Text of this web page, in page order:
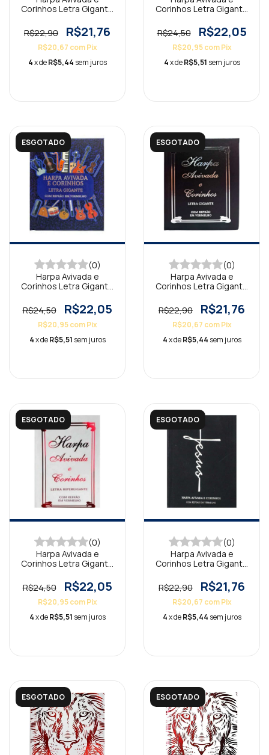
Corinhos Letra Gigante
R$22,90
R$21,76
R$20,67 com Pix
4x deR$5,44 sem juros
Corinhos Letra Gigante
R$24,50
R$22,05
R$20,95com Pix
4x deR$5,51 sem juros
ESGOTADO
(0)
Harpa Avivada e
Corinhos Letra Gigante
Musicais
R$24,50 R$22,05
R$20,95com Pix
4x deR$5,51 sem juros
ESGOTADO
(0)
Harpa Avivada e
Corinhos Letra Gigante
Preta
R$22,90 R$21,76
R$20,67 com Pix
4x deR$5,44 sem juros
ESGOTADO
(0)
Harpa Avivada e
Corinhos Letra Gigante
Branca
R$24,50 R$22,05
R$20,95com Pix
4x deR$5,51 sem juros
ESGOTADO
(0)
Harpa Avivada e
Corinhos Letra Gigante
R$22,90
R$21,76
R$20,67 com Pix
4x deR$5,44 sem juros
ESGOTADO ESGOTADO